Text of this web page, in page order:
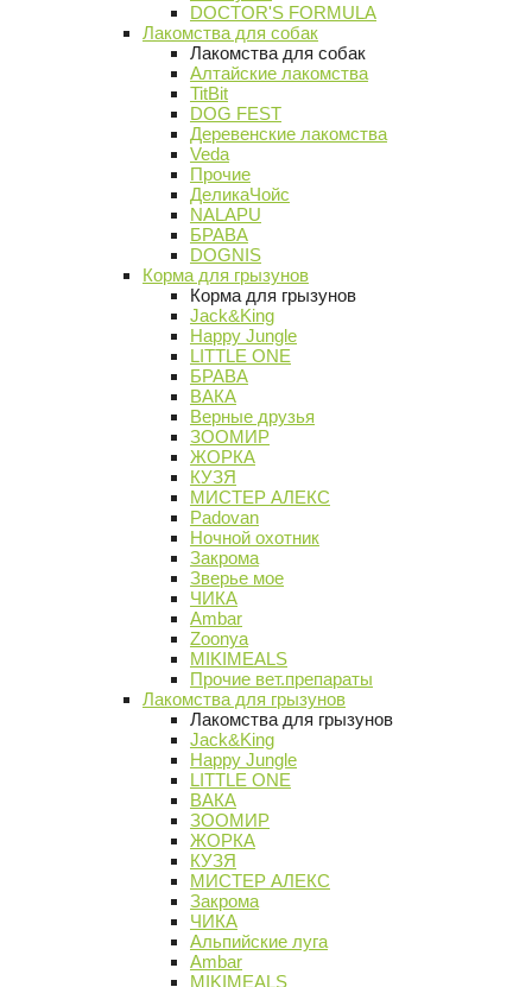
DOCTOR'S FORMULA
Лакомства для собак
Лакомства для собак
Алтайские лакомства
TitBit
DOG FEST
Деревенские лакомства
Veda
Прочие
ДеликаЧойс
NALAPU
БРАВА
DOGNIS
Корма для грызунов
Корма для грызунов
Jack&King
Happy Jungle
LITTLE ONE
БРАВА
ВАКА
Верные друзья
ЗООМИР
ЖОРКА
КУЗЯ
МИСТЕР АЛЕКС
Padovan
Ночной охотник
Закрома
Зверье мое
ЧИКА
Ambar
Zoonya
MIKIMEALS
Прочие вет.препараты
Лакомства для грызунов
Лакомства для грызунов
Jack&King
Happy Jungle
LITTLE ONE
ВАКА
ЗООМИР
ЖОРКА
КУЗЯ
МИСТЕР АЛЕКС
Закрома
ЧИКА
Альпийские луга
Ambar
MIKIMEALS